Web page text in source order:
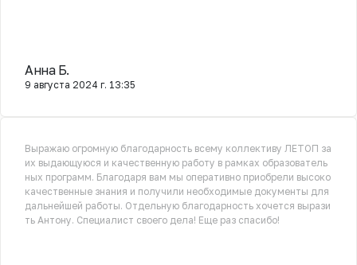
Анна Б.
9 августа 2024 г. 13:35
Выражаю огромную благодарность всему коллективу ЛЕТОП за
их выдающуюся и качественную работу в рамках образователь
ных программ. Благодаря вам мы оперативно приобрели высоко
качественные знания и получили необходимые документы для
дальнейшей работы. Отдельную благодарность хочется вырази
ть Антону. Специалист своего дела! Еще раз спасибо!